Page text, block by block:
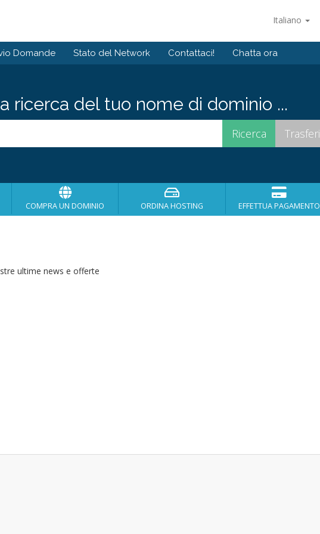
Italiano
Domande Stato del Network Contattaci! Chatta ora
ricerca del tuo nome di dominio ...
COMPRA UN DOMINIO ORDINA HOSTING EFFETTUA PAGAMENTO
ultime news e offerte